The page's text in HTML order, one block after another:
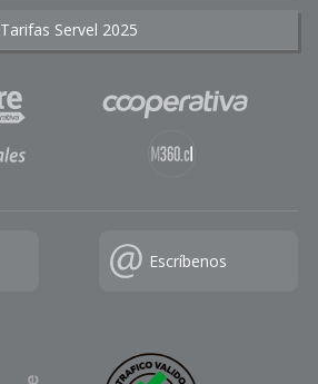
Tarifas Servel 2025
Escríbenos